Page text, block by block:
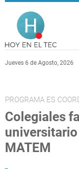
Pasar al contenido
Jueves 6 de Agosto, 2026
PROGRAMA ES
Colegiales
MATEM